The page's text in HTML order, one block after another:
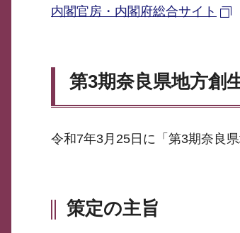
内閣官房・内閣府総合サイト
第3期奈良県地方創
令和7年3月25日に「第3期奈良
策定の主旨